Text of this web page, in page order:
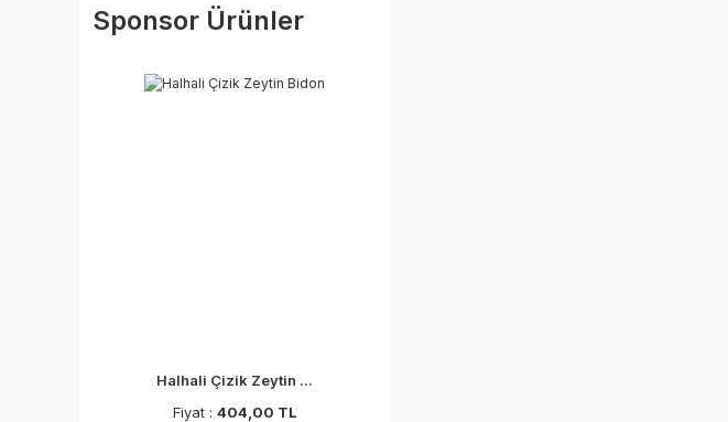
Sponsor Ürünler
Halhali Çizik Zeytin ...
Fiyat : 404,00 TL